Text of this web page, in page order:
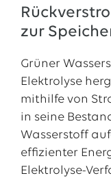
zur
Grüner
Elektrolyse
mithilfe von
in seine
Wasserstoff
effizienter
Elektrolyse-